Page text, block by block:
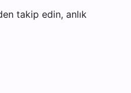
takip edin, anlık